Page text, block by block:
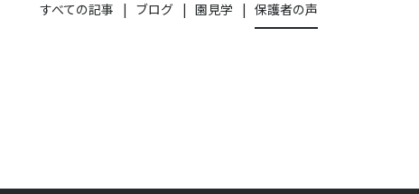
すべての記事 ブログ 園見学 保護者の声